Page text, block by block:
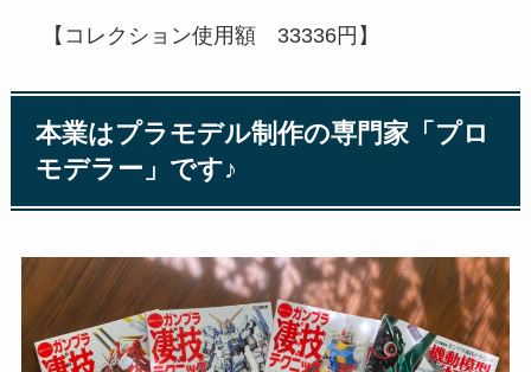
【コレクション使用額 33336円】
本業はプラモデル制作の専門家「プロ
モデラー」です♪